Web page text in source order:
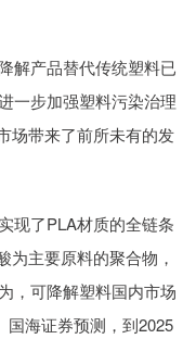
产品替代传统塑料已
一步加强塑料污染治理
场带来了前所未有的发
了PLA材质的全链条
为主要原料的聚合物，
，可降解塑料国内市场
国海证券预测，到2025